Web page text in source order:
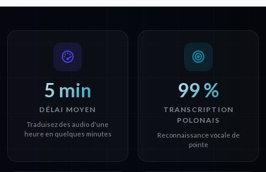
5 min
DÉLAI MOYEN
Traduisez des audio d'une
heure en quelques minutes
99 %
TRANSCRIPTION
POLONAIS
Reconnaissance vocale de
pointe